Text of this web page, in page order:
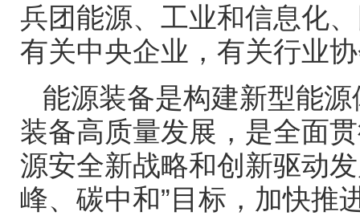
兵团能源、工业和信息化
有关中央企业，有关行业
能源装备是构建新型能
装备高质量发展，是全面
源安全新战略和创新驱动
峰、碳中和”目标，加快推